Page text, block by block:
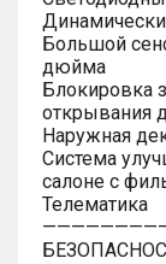
Большой
дюйма
Блокировка
открывания
Наружная
Система
салоне с
Телематика